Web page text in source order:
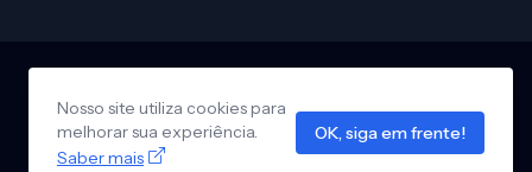
Design by - Info São Desidério
InícioCEP São DesidérioPolítica de Privacidade
Anuncie em nosso site
Nosso site utiliza cookies para
melhorar sua experiência.
Saber mais
OK, siga em frente!